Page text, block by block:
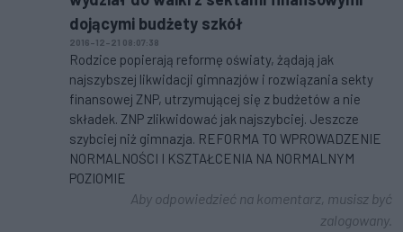
dojącymi budżety szkół
2016-12-21 08:07:38
Rodzice popierają reformę oświaty, żądają jak
najszybszej likwidacji gimnazjów i rozwiązania sekty
finansowej ZNP, utrzymującej się z budżetów a nie
składek. ZNP zlikwidować jak najszybciej. Jeszcze
szybciej niż gimnazja. REFORMA TO WPROWADZENIE
NORMALNOŚCI I KSZTAŁCENIA NA NORMALNYM
POZIOMIE
Aby odpowiedzieć na komentarz, musisz być
zalogowany.